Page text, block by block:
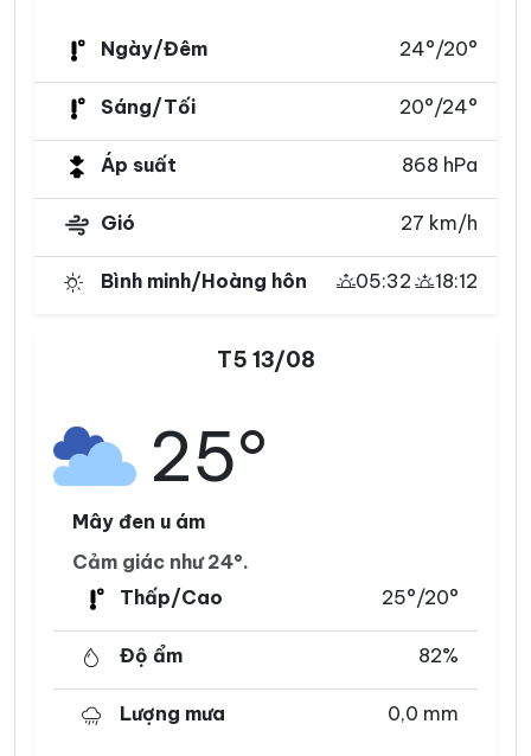
Ngày/Đêm 24°/20°
Sáng/Tối 20°/24°
Áp suất 868 hPa
Gió 27 km/h
Bình minh/Hoàng hôn 05:32 18:12
T5 13/08
25°
Mây đen u ám
Cảm giác như 24°.
Thấp/Cao
25°/20°
Độ ẩm 82%
Lượng mưa 0,0 mm